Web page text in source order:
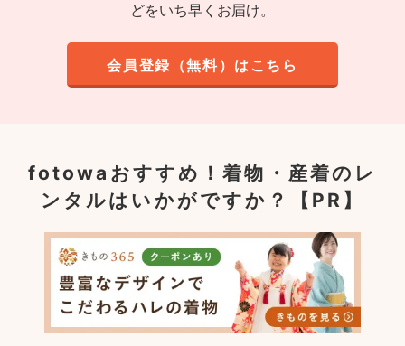
どをいち早くお届け。
会員登録（無料）はこちら
fotowaおすすめ！着物・産着のレ
ンタルはいかがですか？【PR】